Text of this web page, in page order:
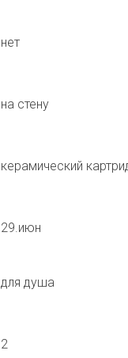
нет
на стену
керамический
29.июн
для душа
2